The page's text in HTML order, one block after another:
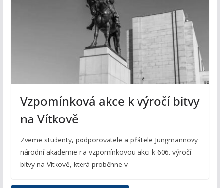
Vzpomínková akce k výročí bitvy
na Vítkově
Zveme studenty, podporovatele a přátele Jungmannovy
národní akademie na vzpomínkovou akci k 606. výročí
bitvy na Vítkově, která proběhne v